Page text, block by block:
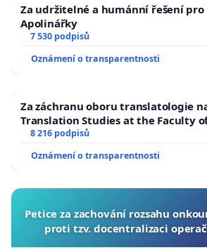
Za udržitelné a humánní řešení pro
Apolinářky
7 530 podpisů
Oznámení o transparentnosti
Za záchranu oboru translatologie na
Translation Studies at the Faculty
University
8 216 podpisů
Oznámení o transparentnosti
Petice za zachování rozsahu
proti tzv. docentralizaci